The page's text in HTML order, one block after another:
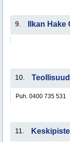
9. Ilkan Hake
10.
Puh. 0400 735 531
11.